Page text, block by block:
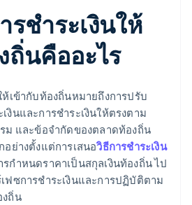
รชําระเงินให้
ถิ่นคืออะไร
ห้เข้ากับท้องถิ่นหมายถึงการปรับ
งินและการชําระเงินให้ตรงตาม
ม และข้อจํากัดของตลาดท้องถิ่น
ย่างตั้งแต่การเสนอวิธีการชําระเงิน
กําหนดราคาเป็นสกุลเงินท้องถิ่น ไป
ฟซการชําระเงินและการปฏิบัติตาม
งถิ่น